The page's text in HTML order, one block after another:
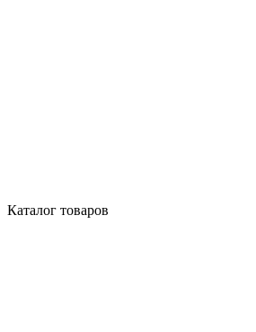
Каталог товаров